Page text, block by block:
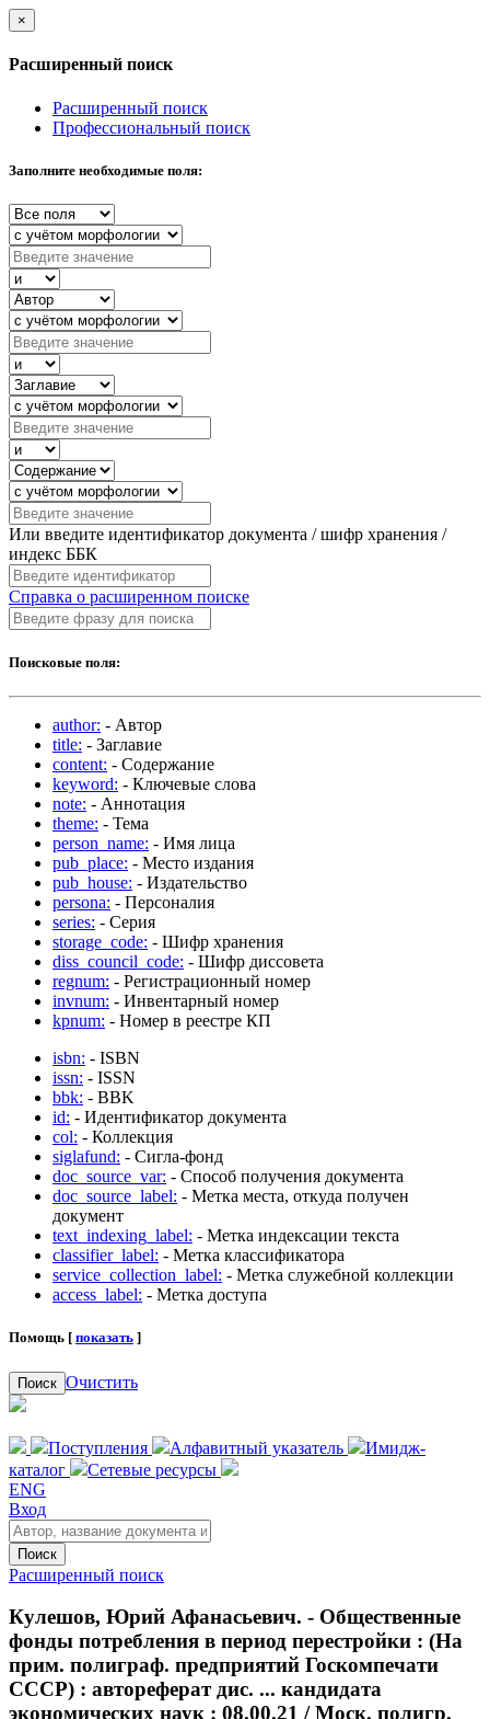
×
Расширенный поиск
Расширенный поиск
Профессиональный поиск
Заполните необходимые поля:
Или введите идентификатор документа / шифр хранения /
индекс ББК
Справка о расширенном поиске
Поисковые поля:
author: - Автор
title: - Заглавие
content: - Содержание
keyword: - Ключевые слова
note: - Аннотация
theme: - Тема
person_name: - Имя лица
pub_place: - Место издания
pub_house: - Издательство
persona: - Персоналия
series: - Серия
storage_code: - Шифр хранения
diss_council_code: - Шифр диссовета
regnum: - Регистрационный номер
invnum: - Инвентарный номер
kpnum: - Номер в реестре КП
isbn: - ISBN
issn: - ISSN
bbk: - BBK
id: - Идентификатор документа
col: - Коллекция
siglafund: - Сигла-фонд
doc_source_var: - Способ получения документа
doc_source_label: - Метка места, откуда получен
документ
text_indexing_label: - Метка индексации текста
classifier_label: - Метка классификатора
service_collection_label: - Метка служебной коллекции
access_label: - Метка доступа
Помощь [ показать ]
Поиск Очистить
Поступления Алфавитный указатель
Имидж-
каталог
Сетевые ресурсы
ENG
Вход
Поиск
Расширенный поиск
Кулешов, Юрий Афанасьевич. - Общественные
фонды потребления в период перестройки : (На
прим. полиграф. предприятий Госкомпечати
СССР) : автореферат дис. ... кандидата
экономических наук : 08.00.21 / Моск. полигр.